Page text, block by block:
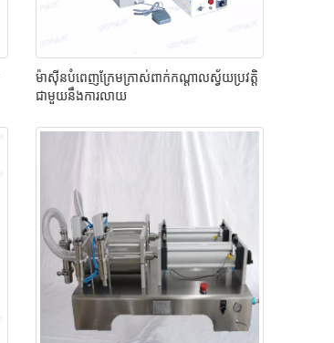
ម៉ាស៊ីនបំពេញក្រែមក្រាស់ពាក់កណ្តាលស្វ័យប្រវត្តិ
ជាមួយនឹងការលាយ